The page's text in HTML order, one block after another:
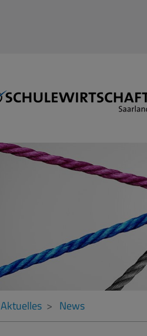
Aktuelles News